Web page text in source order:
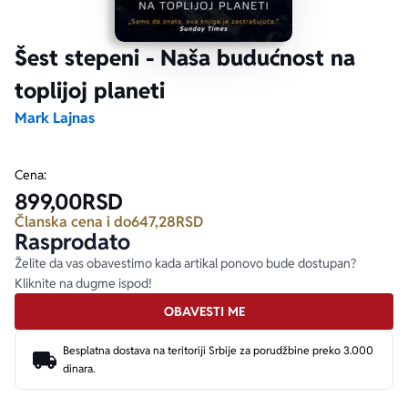
Šest stepeni - Naša budućnost na
toplijoj planeti
Mark Lajnas
Cena:
899,00RSD
Članska cena i do647,28RSD
Rasprodato
Želite da vas obavestimo kada artikal ponovo bude dostupan?
Kliknite na dugme ispod!
OBAVESTI ME
Besplatna dostava na teritoriji Srbije za porudžbine preko 3.000
dinara.
Ekranizovane knjige
Za poklon
Autori
Poezija
Lični razvoj i popularna psihologija
Bojan Ljubenović
Dejan Tiago-Stanković
Peter Handke
Harlan Koben